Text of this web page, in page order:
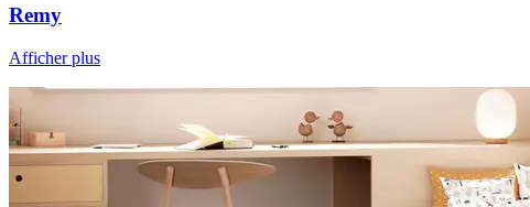
Remy
Afficher plus